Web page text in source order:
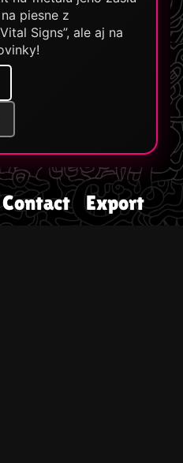
piesne z
Signs”, ale aj na
Contact Export